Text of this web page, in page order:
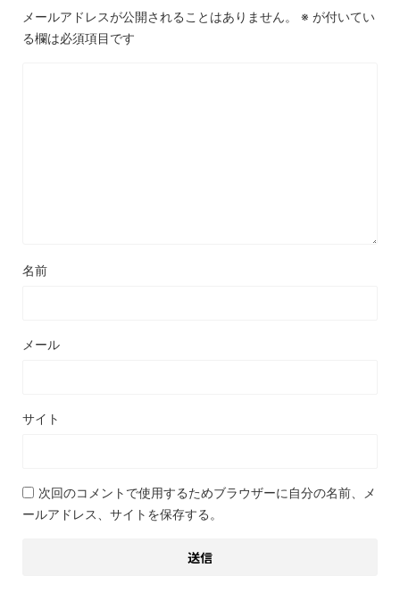
メールアドレスが公開されることはありません。 ※ が付いてい
る欄は必須項目です
名前
メール
サイト
次回のコメントで使用するためブラウザーに自分の名前、メ
ールアドレス、サイトを保存する。